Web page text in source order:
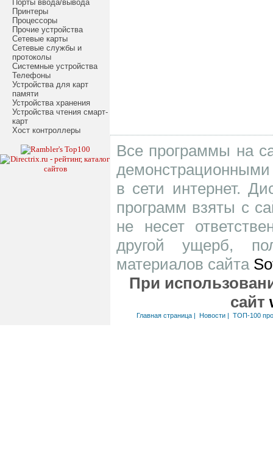
Порты ввода/вывода
Принтеры
Процессоры
Прочие устройства
Сетевые карты
Сетевые службы и
протоколы
Системные устройства
Телефоны
Устройства для карт
памяти
Устройства хранения
Устройства чтения смарт-
карт
Хост контроллеры
Все программы на
в сети интернет.
программ взяты с
не несет
другой ущерб,
материалов сайта
При
сайт
Главная страница| Новости| ТОП-100